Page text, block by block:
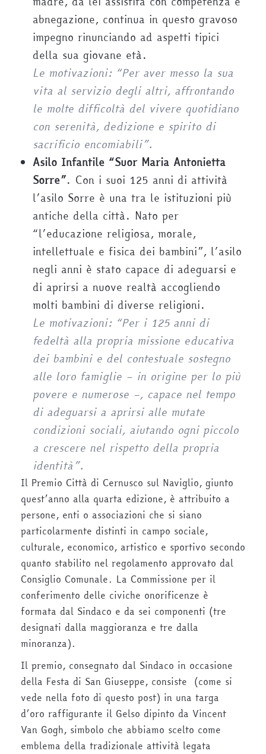
abnegazione, continua in questo gravoso
impegno rinunciando ad aspetti tipici
della sua giovane età.
Le motivazioni: “Per aver messo la sua
vita al servizio degli altri, affrontando
le molte difficoltà del vivere quotidiano
con serenità, dedizione e spirito di
sacrificio encomiabili”.
Asilo Infantile “Suor Maria Antonietta
Sorre”. Con i suoi 125 anni di attività
l’asilo Sorre è una tra le istituzioni più
antiche della città. Nato per
“l’educazione religiosa, morale,
intellettuale e fisica dei bambini”, l’asilo
negli anni è stato capace di adeguarsi e
di aprirsi a nuove realtà accogliendo
molti bambini di diverse religioni.
Le motivazioni: “Per i 125 anni di
fedeltà alla propria missione educativa
dei bambini e del contestuale sostegno
alle loro famiglie – in origine per lo più
povere e numerose –, capace nel tempo
di adeguarsi a aprirsi alle mutate
condizioni sociali, aiutando ogni piccolo
a crescere nel rispetto della propria
identità”.
Il Premio Città di Cernusco sul Naviglio, giunto
quest’anno alla quarta edizione, è attribuito a
persone, enti o associazioni che si siano
particolarmente distinti in campo sociale,
culturale, economico, artistico e sportivo secondo
quanto stabilito nel regolamento approvato dal
Consiglio Comunale. La Commissione per il
conferimento delle civiche onorificenze è
formata dal Sindaco e da sei componenti (tre
designati dalla maggioranza e tre dalla
minoranza).
Il premio, consegnato dal Sindaco in occasione
della Festa di San Giuseppe, consiste (come si
vede nella foto di questo post) in una targa
d’oro raffigurante il Gelso dipinto da Vincent
Van Gogh, simbolo che abbiamo scelto come
emblema della tradizionale attività legata